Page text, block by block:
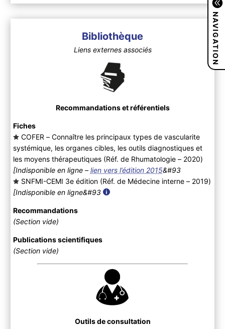
Bibliothèque
Liens externes associés
Recommandations et référentiels
Fiches
COFER – Connaître les principaux types de vascularite
systémique, les organes cibles, les outils diagnostiques et
les moyens thérapeutiques (Réf. de Rhumatologie – 2020)
[Indisponible en ligne – lien vers l’édition 2015&#93
SNFMI-CEMI 3e édition (Réf. de Médecine interne – 2019)
[Indisponible en ligne&#93
Recommandations
(Section vide)
Publications scientifiques
(Section vide)
Outils de consultation
NAVIGATION